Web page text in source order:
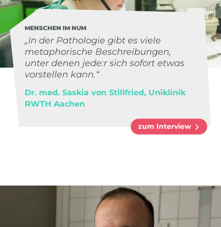
MENSCHEN IM NUM
„In der Pathologie gibt es viele
metaphorische Beschreibungen,
unter denen jede:r sich sofort etwas
vorstellen kann.“
Dr. med. Saskia von Stillfried, Uniklinik
RWTH Aachen
zum Interview